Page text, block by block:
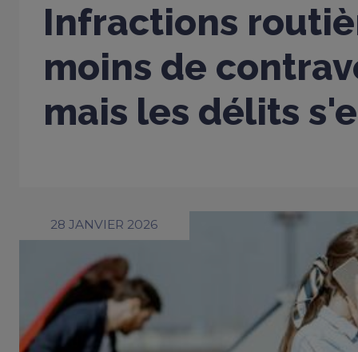
Infractions
moins de
mais les délits
28 JANVIER 2026